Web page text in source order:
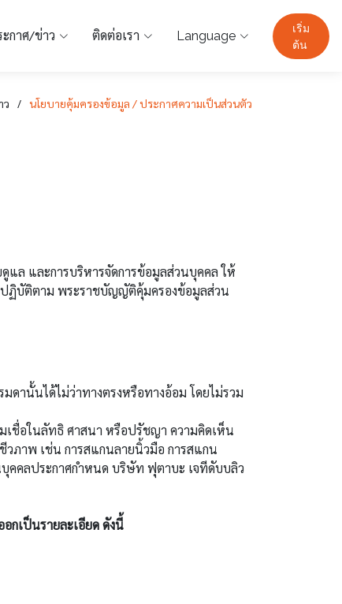
กาศ/ข่าว ติดต่อเรา Language
เริ่ม
ต้น
ว นโยบายคุ้มครองข้อมูล / ประกาศความเป็นส่วนตัว
ล และการบริหารจัดการข้อมูลส่วนบุคคล ให้
ปฏิบัติตาม พระราชบัญญัติคุ้มครองข้อมูลส่วน
นั้นได้ไม่ว่าทางตรงหรือทางอ้อม โดยไม่รวม
ชื่อในลัทธิ ศาสนา หรือปรัชญา ความคิดเห็น
ภาพ เช่น การสแกนลายนิ้วมือ การสแกน
คคลประกาศกำหนด บริษัท ฟุตาบะ เจทีดับบลิว
กเป็นรายละเอียด ดังนี้